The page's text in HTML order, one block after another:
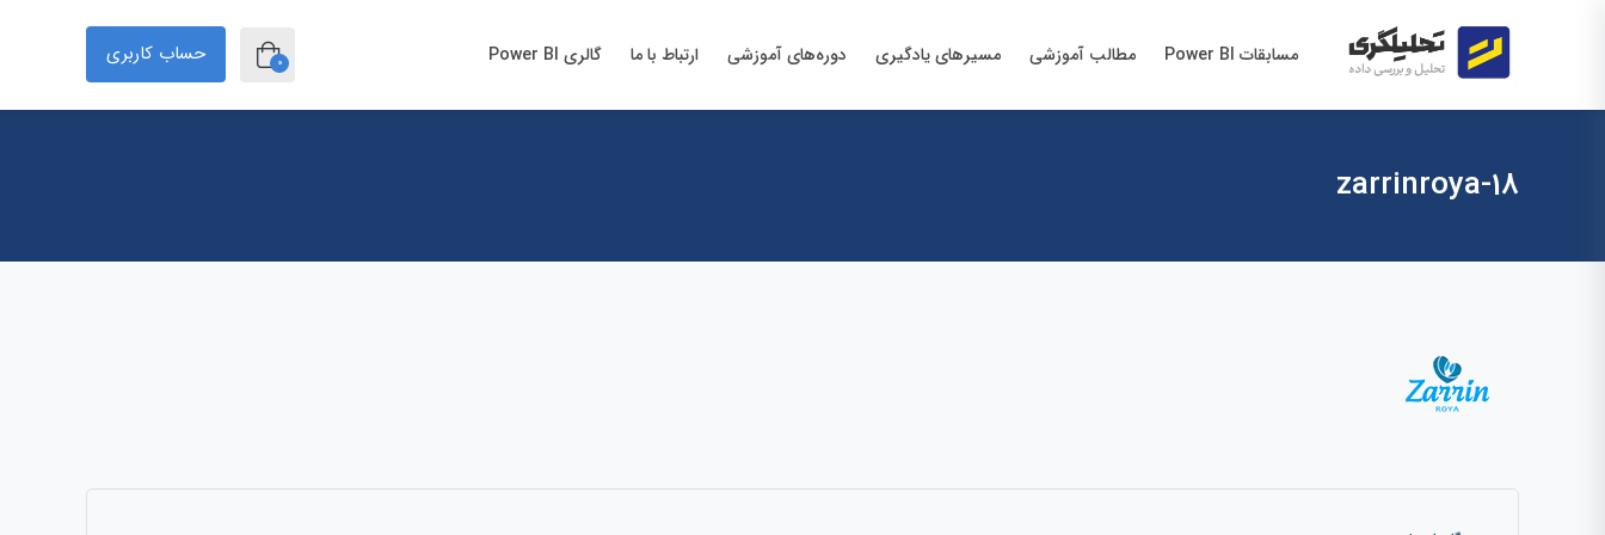
مسابقات Power BI مطالب آموزشی مسیرهای یادگیری دوره‌های آموزشی ارتباط با ما گالری Power BI 0 حساب کاربری
18-zarrinroya